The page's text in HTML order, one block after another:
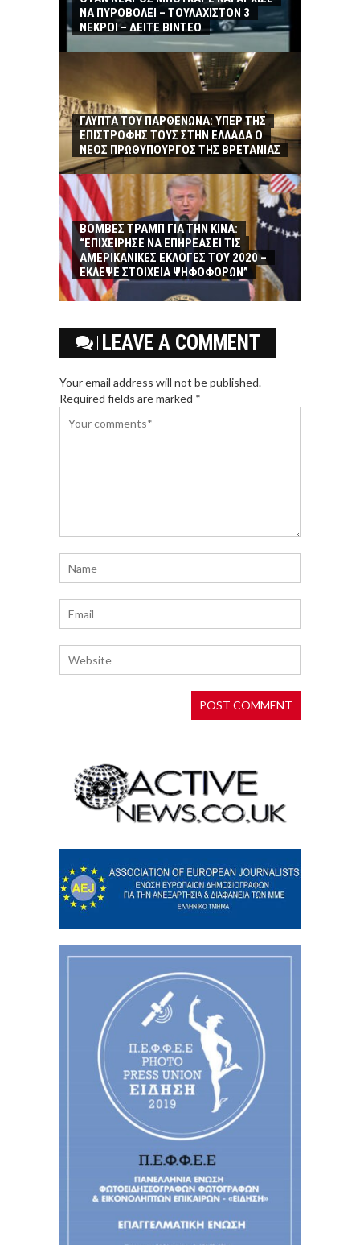
ΝΑ ΠΥΡΟΒΟΛΕΙ – ΤΟΥΛΑΧΙΣΤΟΝ 3
ΝΕΚΡΟΙ – ΔΕΙΤΕ ΒΙΝΤΕΟ
ΓΛΥΠΤΑ ΤΟΥ ΠΑΡΘΕΝΩΝΑ: ΥΠΕΡ ΤΗΣ
ΕΠΙΣΤΡΟΦΗΣ ΤΟΥΣ ΣΤΗΝ ΕΛΛΑΔΑ Ο
ΝΕΟΣ ΠΡΩΘΥΠΟΥΡΓΟΣ ΤΗΣ ΒΡΕΤΑΝΙΑΣ
ΒΟΜΒΕΣ ΤΡΑΜΠ ΓΙΑ ΤΗΝ ΚΙΝΑ:
“ΕΠΙΧΕΙΡΗΣΕ ΝΑ ΕΠΗΡΕΑΣΕΙ ΤΙΣ
ΑΜΕΡΙΚΑΝΙΚΕΣ ΕΚΛΟΓΕΣ ΤΟΥ 2020 –
ΕΚΛΕΨΕ ΣΤΟΙΧΕΙΑ ΨΗΦΟΦΟΡΩΝ”
LEAVE A COMMENT
Your email address will not be published.
Required fields are marked *